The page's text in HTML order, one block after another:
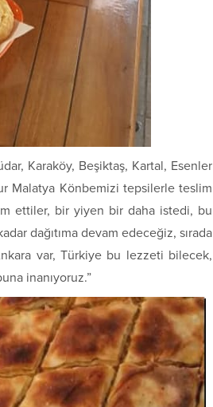
Karaköy, Beşiktaş, Kartal, Esenler
Malatya Könbemizi tepsilerle teslim
ettiler, bir yiyen bir daha istedi, bu
dağıtıma devam edeceğiz, sırada
var, Türkiye bu lezzeti bilecek,
inanıyoruz.”